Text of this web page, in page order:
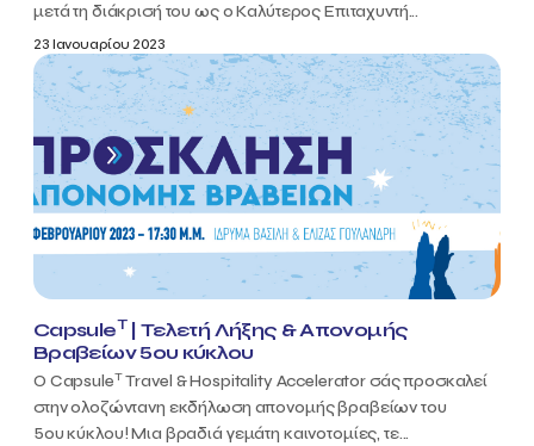
μετά τη διάκρισή του ως ο Καλύτερος Επιταχυντή...
23 Ιανουαρίου 2023
CapsuleT
| Τελετή Λήξης & Απονομής
Βραβείων 5ου κύκλου
Ο CapsuleTTravel & Hospitality Accelerator σάς προσκαλεί
στην ολοζώντανη εκδήλωση απονομής βραβείων του
5ου κύκλου! Μια βραδιά γεμάτη καινοτομίες, τε...